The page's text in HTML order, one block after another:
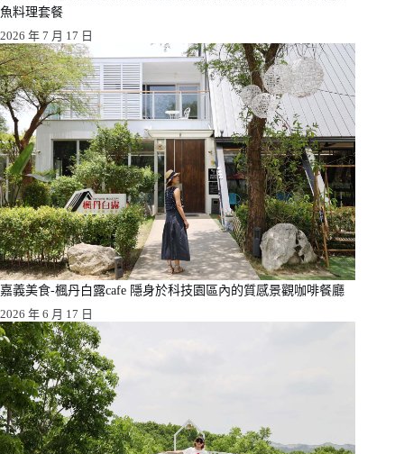
魚料理套餐
2026 年 7 月 17 日
嘉義美食-楓丹白露cafe 隱身於科技園區內的質感景觀咖啡餐廳
2026 年 6 月 17 日